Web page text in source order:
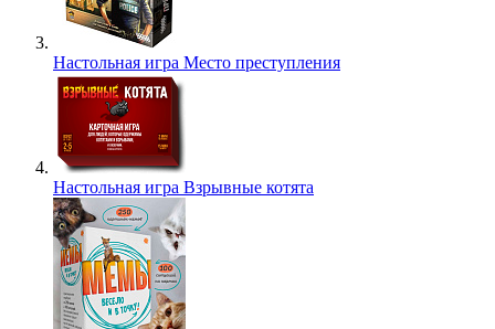
Настольная игра Место преступления
Настольная игра Взрывные котята